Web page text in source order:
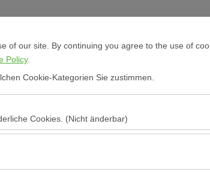
of our site. By continuing you agree to the use of
Policy.
Cookie-Kategorien Sie zustimmen.
Cookies. (Nicht änderbar)
Funktionieren der Website, die
Sie können nicht deaktiviert werden.
Anmelden